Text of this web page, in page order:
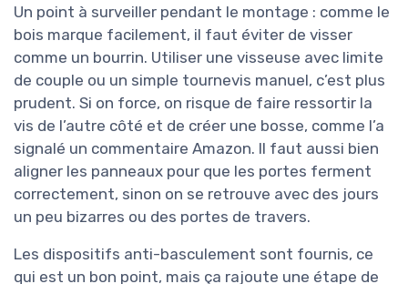
Un point à surveiller pendant le montage : comme le
bois marque facilement, il faut éviter de visser
comme un bourrin. Utiliser une visseuse avec limite
de couple ou un simple tournevis manuel, c’est plus
prudent. Si on force, on risque de faire ressortir la
vis de l’autre côté et de créer une bosse, comme l’a
signalé un commentaire Amazon. Il faut aussi bien
aligner les panneaux pour que les portes ferment
correctement, sinon on se retrouve avec des jours
un peu bizarres ou des portes de travers.
Les dispositifs anti-basculement sont fournis, ce
qui est un bon point, mais ça rajoute une étape de